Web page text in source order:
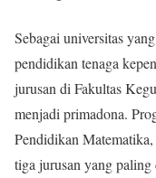
Sebagai universitas
pendidikan tenaga
jurusan di Fakultas
menjadi primadona.
Pendidikan
tiga jurusan yang